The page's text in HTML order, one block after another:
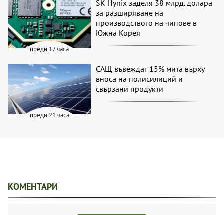
преди 17 часа
SK Hynix заделя 38 млрд. долара
за разширяване на
производството на чипове в
Южна Корея
преди 21 часа
САЩ въвеждат 15% мита върху
вноса на полисилиций и
свързани продукти
КОМЕНТАРИ